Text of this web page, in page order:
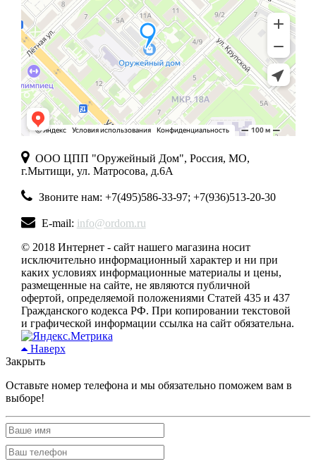
ООО ЦПП "Оружейный Дом", Россия, МО,
г.Мытищи, ул. Матросова, д.6А
Звоните нам: +7(495)586-33-97; +7(936)513-20-30
E-mail: info@ordom.ru
© 2018 Интернет - сайт нашего магазина носит
исключительно информационный характер и ни при
каких условиях информационные материалы и цены,
размещенные на сайте, не являются публичной
офертой, определяемой положениями Статей 435 и 437
Гражданского кодекса РФ. При копировании текстовой
и графической информации ссылка на сайт обязательна.
Наверх
Закрыть
Оставьте номер телефона и мы обязательно поможем вам в
выборе!